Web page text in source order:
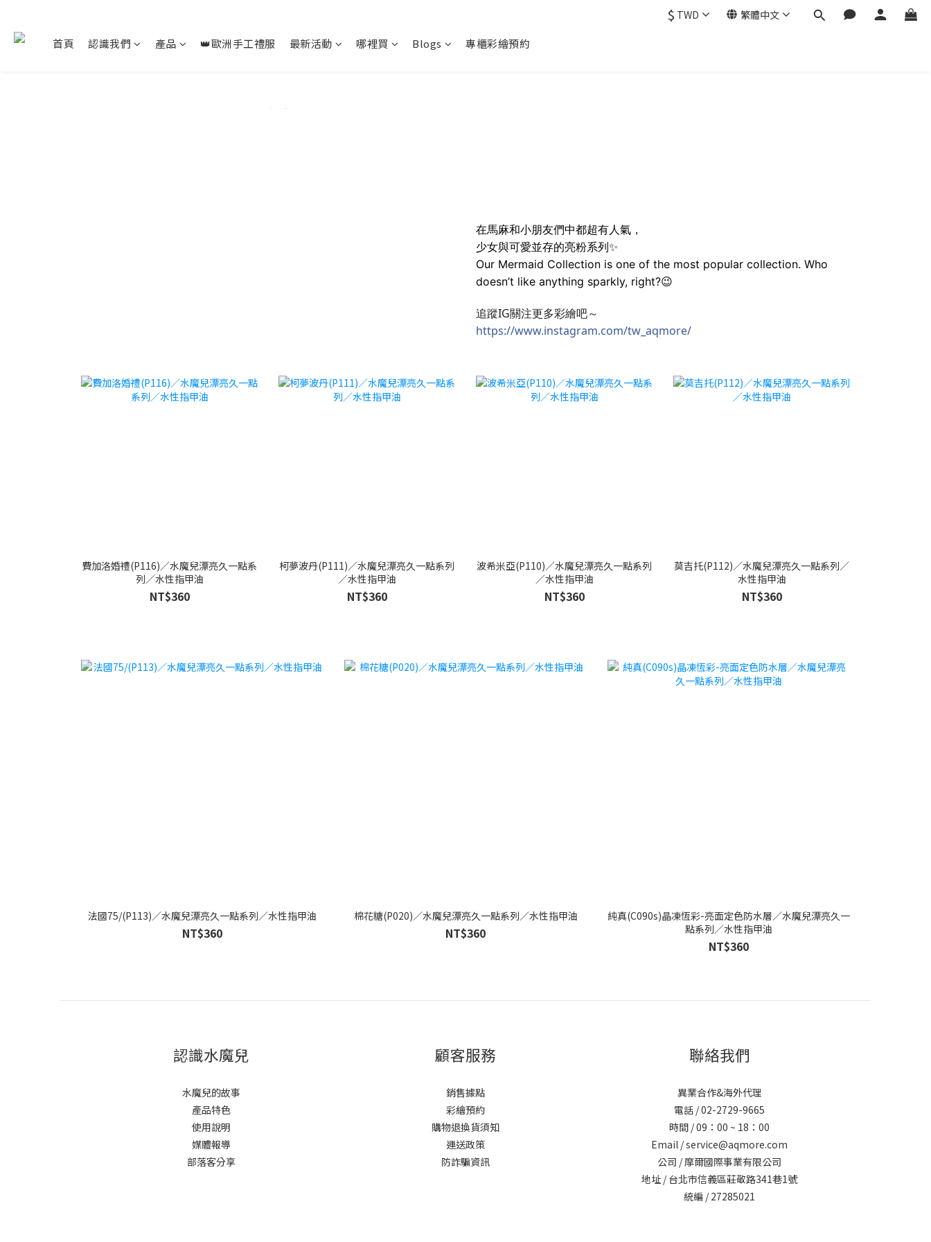
$ TWD 繁體中文
首頁 認識我們 產品 👑歐洲手工禮服 最新活動 哪裡買 Blogs 專櫃彩繪預約
在馬麻和小朋友們中都超有人氣，
少女與可愛並存的亮粉系列✨
Our Mermaid Collection is one of the most popular collection. Who
doesn’t like anything sparkly, right?😉
追蹤IG關注更多彩繪吧～
https://www.instagram.com/tw_aqmore/
費加洛婚禮(P116)／水魔兒漂亮久一點系
列／水性指甲油
NT$360
柯夢波丹(P111)／水魔兒漂亮久一點系列
／水性指甲油
NT$360
波希米亞(P110)／水魔兒漂亮久一點系列
／水性指甲油
NT$360
莫吉托(P112)／水魔兒漂亮久一點系列／
水性指甲油
NT$360
法國75/(P113)／水魔兒漂亮久一點系列／水性指甲油
NT$360
棉花糖(P020)／水魔兒漂亮久一點系列／水性指甲油
NT$360
純真(C090s)晶凍恆彩-亮面定色防水層／水魔兒漂亮久一
點系列／水性指甲油
NT$360
認識水魔兒
水魔兒的故事
產品特色
使用說明
媒體報導
部落客分享
顧客服務
銷售據點
彩繪預約
購物退換貨須知
運送政策
防詐騙資訊
聯絡我們
異業合作&海外代理
電話 / 02-2729-9665
時間 / 09：00 ~ 18：00
Email / service@aqmore.com
公司 / 摩爾國際事業有限公司
地址 / 台北市信義區莊敬路341巷1號
統編 / 27285021